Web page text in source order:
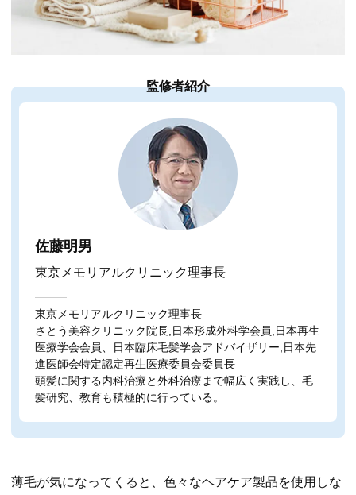
監修者紹介
佐藤明男
東京メモリアルクリニック理事長
東京メモリアルクリニック理事長
さとう美容クリニック院長,日本形成外科学会員,日本再生
医療学会会員、日本臨床毛髪学会アドバイザリー,日本先
進医師会特定認定再生医療委員会委員長
頭髪に関する内科治療と外科治療まで幅広く実践し、毛
髪研究、教育も積極的に行っている。
薄毛が気になってくると、色々なヘアケア製品を使用しな